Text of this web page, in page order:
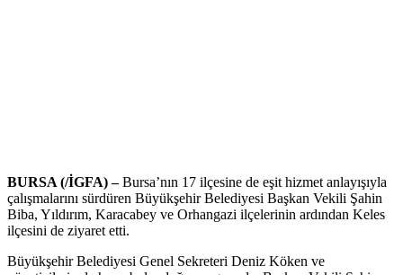
BURSA (/İGFA) –Bursa’nın 17 ilçesine de eşit hizmet anlayışıyla
çalışmalarını sürdüren Büyükşehir Belediyesi Başkan Vekili Şahin
Biba, Yıldırım, Karacabey ve Orhangazi ilçelerinin ardından Keles
ilçesini de ziyaret etti.
Büyükşehir Belediyesi Genel Sekreteri Deniz Köken ve